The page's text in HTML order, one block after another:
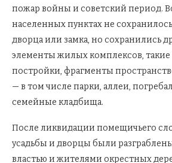
пожар войны и советский период.
населенных пунктах не
дворца или замка, но сохранились
элементы жилых комплексов, такие
постройки, фрагменты
— в том числе парки, аллеи,
семейные кладбища.
После ликвидации помещичьего
усадьбы и дворцы были
властью и жителями окрестных